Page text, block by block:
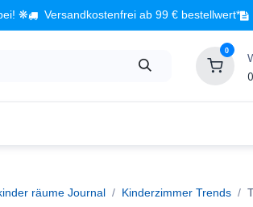
❋ Versandkostenfrei ab 99 € bestellwert*
0
räume Journal Kinderzimmer Trends